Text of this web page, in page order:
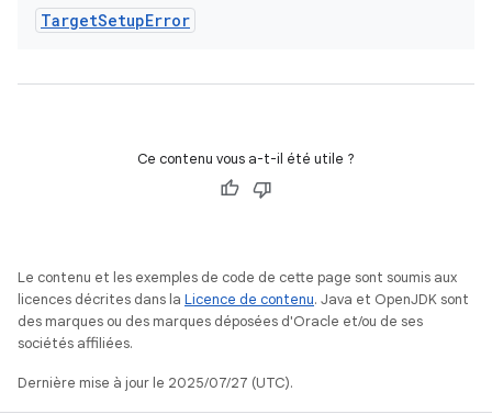
TargetSetupError
Ce contenu vous a-t-il été utile ?
Le contenu et les exemples de code de cette page sont soumis aux
licences décrites dans la Licence de contenu. Java et OpenJDK sont
des marques ou des marques déposées d'Oracle et/ou de ses
sociétés affiliées.
Dernière mise à jour le 2025/07/27 (UTC).